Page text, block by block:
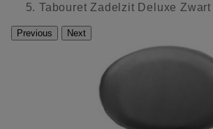
Tabouret Zadelzit Deluxe Zwart
Previous Next